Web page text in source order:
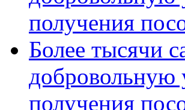
получения
Более тысячи
добровольную
получения